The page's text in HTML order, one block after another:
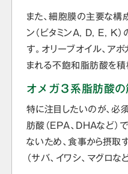
また、細胞膜の主要な構
ン（ビタミンA, D, E, K
す。オリーブオイル、ア
まれる不飽和脂肪酸を積
オメガ３系脂肪酸
特に注目したいのが、
肪酸（EPA、DHAなど）
ないため、食事から摂取
（サバ、イワシ、マグロ